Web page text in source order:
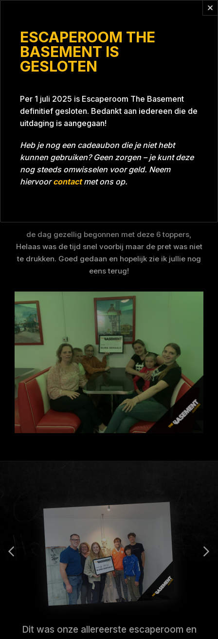
ESCAPEROOM THE
BASEMENT IS
GESLOTEN
Per 1 juli 2025 is Escaperoom The Basement
definitief gesloten. Bedankt aan iedereen die de
uitdaging is aangegaan!
Heb je nog een cadeaubon die je niet hebt
kunnen gebruiken? Geen zorgen – je kunt deze
nog steeds omwisselen voor geld. Neem
hiervoorcontactmet ons op.
Tijd Bijna gehaald Datum 28-05-2022
Room Grill With A Thrill
de dag gezellig begonnen met deze 6 toppers,
Helaas was de tijd snel voorbij maar de pret was niet
te drukken. Goed gedaan en hopelijk zie ik jullie nog
eens terug!
Dit was onze allereerste escaperoom en